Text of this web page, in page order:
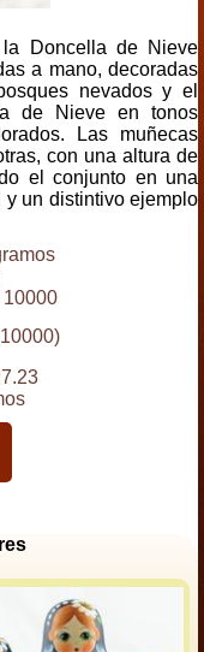
Doncella de Nieve
a mano, decoradas
nevados y el
de Nieve en tonos
Las muñecas
con una altura de
el conjunto en una
un distintivo ejemplo
10000